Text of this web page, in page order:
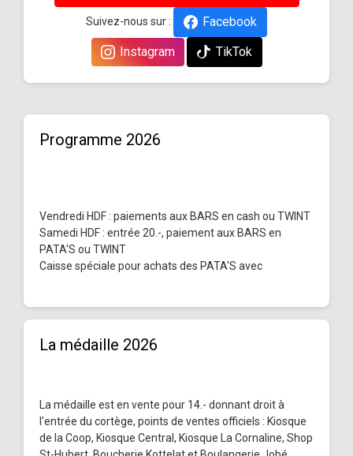
Suivez-nous sur :
Facebook
Instagram
TikTok
Programme 2026
Vendredi HDF : paiements aux BARS en cash ou TWINT
Samedi HDF : entrée 20.-, paiement aux BARS en
PATA'S ou TWINT
Caisse spéciale pour achats des PATA'S avec
La médaille 2026
La médaille est en vente pour 14.- donnant droit à
l'entrée du cortège, points de ventes officiels : Kiosque
de la Coop, Kiosque Central, Kiosque La Cornaline, Shop